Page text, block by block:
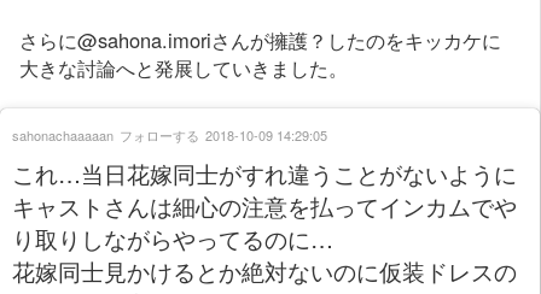
さらに@sahona.imoriさんが擁護？したのをキッカケに
大きな討論へと発展していきました。
これ…当日花嫁同士がすれ違うことがないように
キャストさんは細心の注意を払ってインカムでや
り取りしながらやってるのに…
花嫁同士見かけるとか絶対ないのに仮装ドレスの
sahonachaaaaan フォローする 2018-10-09 14:29:05